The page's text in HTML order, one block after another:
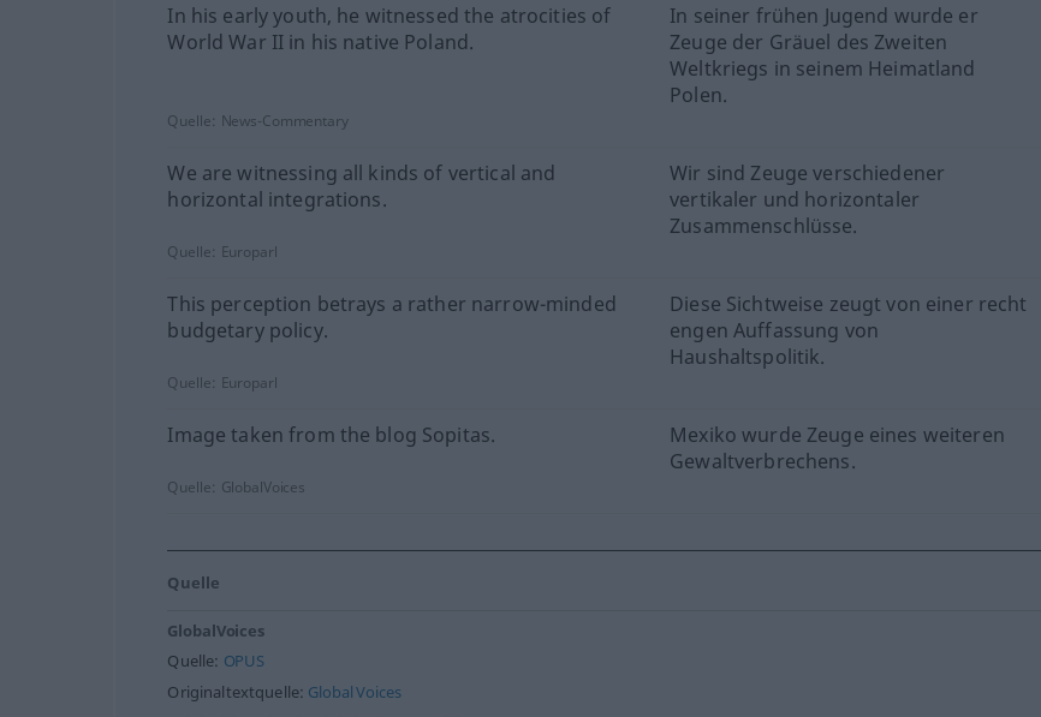
In his early youth, he witnessed the atrocities of
World War II in his native Poland.
In seiner frühen Jugend wurde er
Zeuge der Gräuel des Zweiten
Weltkriegs in seinem Heimatland
Polen.
Quelle: News-Commentary
We are witnessing all kinds of vertical and
horizontal integrations.
Wir sind Zeuge verschiedener
vertikaler und horizontaler
Zusammenschlüsse.
Quelle: Europarl
This perception betrays a rather narrow-minded
budgetary policy.
Diese Sichtweise zeugt von einer recht
engen Auffassung von
Haushaltspolitik.
Quelle: Europarl
Image taken from the blog Sopitas.
Mexiko wurde Zeuge eines weiteren
Gewaltverbrechens.
Quelle: GlobalVoices
Quelle
GlobalVoices
Quelle: OPUS
Originaltextquelle: Global Voices